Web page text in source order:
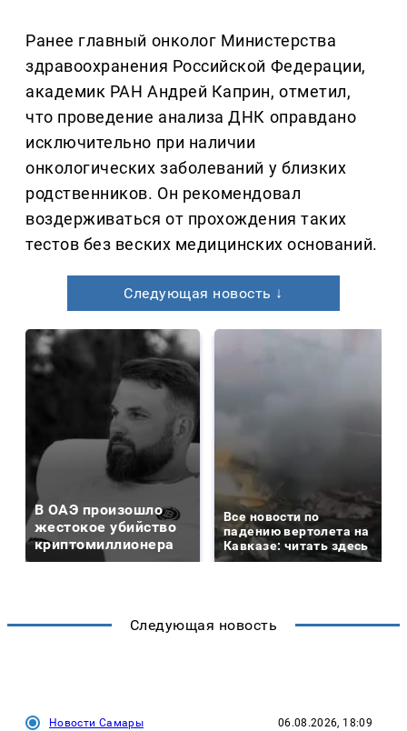
Ранее главный онколог Министерства
здравоохранения Российской Федерации,
академик РАН Андрей Каприн, отметил,
что проведение анализа ДНК оправдано
исключительно при наличии
онкологических заболеваний у близких
родственников. Он рекомендовал
воздерживаться от прохождения таких
тестов без веских медицинских оснований.
Следующая новость ↓
В ОАЭ произошло
жестокое убийство
криптомиллионера
Все новости по
падению вертолета на
Кавказе: читать здесь
Следующая новость
Новости Самары 06.08.2026, 18:09